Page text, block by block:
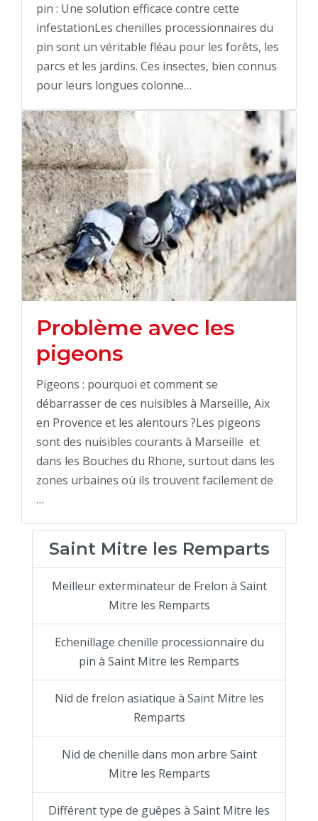
pin : Une solution efficace contre cette
infestationLes chenilles processionnaires du
pin sont un véritable fléau pour les forêts, les
parcs et les jardins. Ces insectes, bien connus
pour leurs longues colonne…
Problème avec les
pigeons
Pigeons : pourquoi et comment se
débarrasser de ces nuisibles à Marseille, Aix
en Provence et les alentours ?Les pigeons
sont des nuisibles courants à Marseille et
dans les Bouches du Rhone, surtout dans les
zones urbaines où ils trouvent facilement de
…
Saint Mitre les Remparts
Meilleur exterminateur de Frelon à Saint
Mitre les Remparts
Echenillage chenille processionnaire du
pin à Saint Mitre les Remparts
Nid de frelon asiatique à Saint Mitre les
Remparts
Nid de chenille dans mon arbre Saint
Mitre les Remparts
Différent type de guêpes à Saint Mitre les